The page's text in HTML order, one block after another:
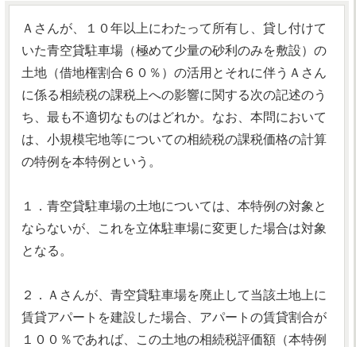
Ａさんが、１０年以上にわたって所有し、貸し付けて
いた青空貸駐車場（極めて少量の砂利のみを敷設）の
土地（借地権割合６０％）の活用とそれに伴うＡさん
に係る相続税の課税上への影響に関する次の記述のう
ち、最も不適切なものはどれか。なお、本問において
は、小規模宅地等についての相続税の課税価格の計算
の特例を本特例という。
１．青空貸駐車場の土地については、本特例の対象と
ならないが、これを立体駐車場に変更した場合は対象
となる。
２．Ａさんが、青空貸駐車場を廃止して当該土地上に
賃貸アパートを建設した場合、アパートの賃貸割合が
１００％であれば、この土地の相続税評価額（本特例